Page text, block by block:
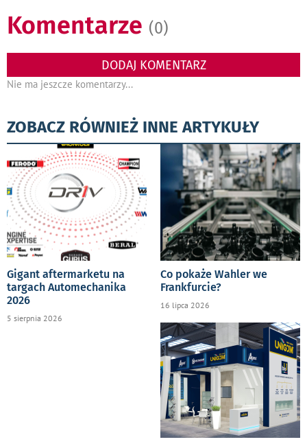
Komentarze (0)
DODAJ KOMENTARZ
Nie ma jeszcze komentarzy...
ZOBACZ RÓWNIEŻ INNE ARTYKUŁY
Gigant aftermarketu na
targach Automechanika
2026
5 sierpnia 2026
Co pokaże Wahler we
Frankfurcie?
16 lipca 2026